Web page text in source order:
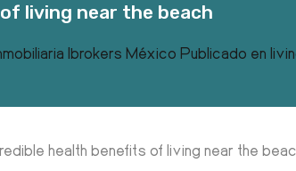
living near the beach
Ibrokers México Publicado en
health benefits of living near the